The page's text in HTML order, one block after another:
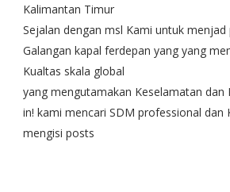
Kalimantan Timur
Sejalan dengan msl Kami untuk menjad
Galangan kapal ferdepan yang yang
Kualtas skala global
yang mengutamakan Keselamatan dan
in! kami mencari SDM professional dan
mengisi posts